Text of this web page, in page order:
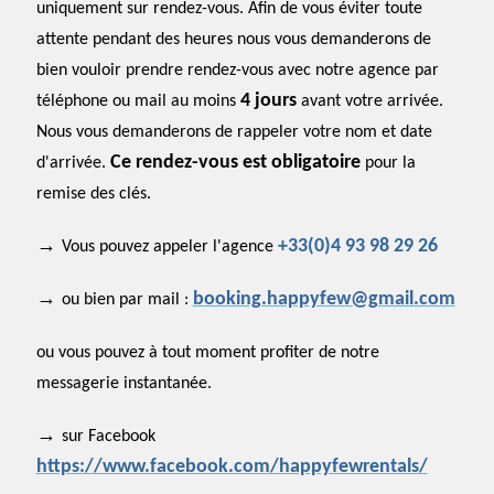
uniquement sur rendez-vous. Afin de vous éviter toute
attente pendant des heuresnous vous demanderons de
bien vouloir prendre rendez-vous avec notre agence par
téléphone ou mail au moins 4 joursavant votre arrivée.
Nous vous demanderons de rappeler votre nom et date
d'arrivée. Ce rendez-vous est obligatoire pour la
remise des clés.
→ Vous pouvez appeler l'agence +33(0)4 93 98 29 26
→ ou bien par mail : booking.happyfew@gmail.com
ou vous pouvez à tout moment profiter de notre
messagerie instantanée.
→ sur Facebook
https://www.facebook.com/happyfewrentals/